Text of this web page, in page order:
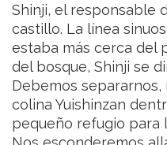
Shinji, el responsable
castillo. La línea
estaba más cerca del
del bosque, Shinji se
Debemos
colina Yuishinzan
pequeño refugio para